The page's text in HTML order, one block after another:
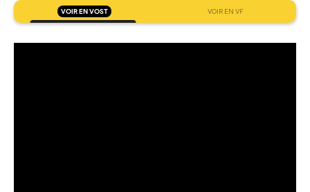
VOIR EN VOST VOIR EN VF